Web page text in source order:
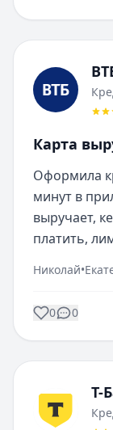
Карта
Оформила
минут в
выручает,
платить,
Николай•
0 0
Т-